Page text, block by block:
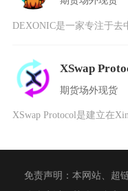
XSwap
期货场外现货
XSwap Protocol是建立在
免责声明：本网站、超